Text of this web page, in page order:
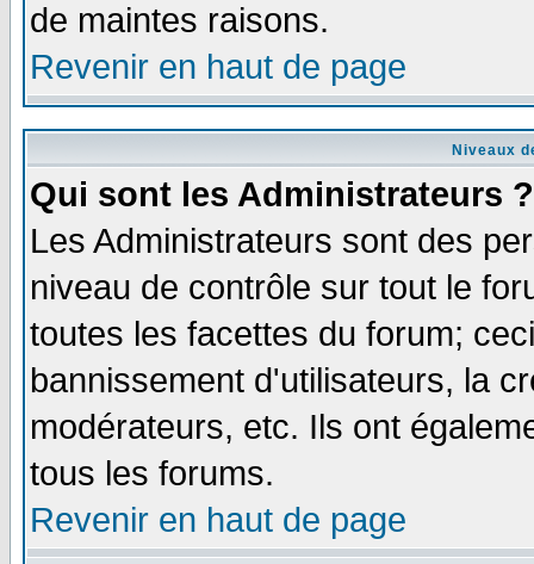
de maintes raisons.
Revenir en haut de page
Niveaux
Qui sont les Administrateurs ?
Les Administrateurs sont des
niveau de contrôle sur tout le
toutes les facettes du forum;
bannissement d'utilisateurs, la
modérateurs, etc. Ils ont
tous les forums.
Revenir en haut de page